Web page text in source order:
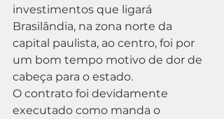
investimentos que ligará
Brasilândia, na zona norte da
capital paulista, ao centro, foi por
um bom tempo motivo de dor de
cabeça para o estado.
O contrato foi devidamente
executado como manda o